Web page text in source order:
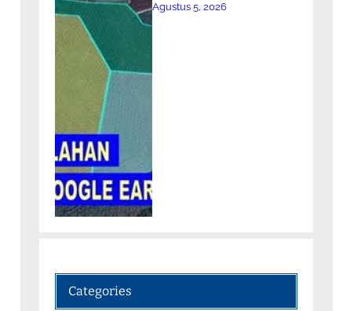
Agustus 5, 2026
Categories